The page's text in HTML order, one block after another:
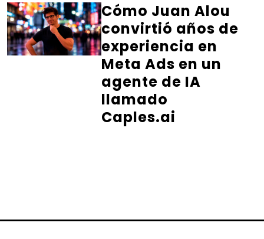
Cómo Juan Alou
convirtió años de
experiencia en
Meta Ads en un
agente de IA
llamado
Caples.ai